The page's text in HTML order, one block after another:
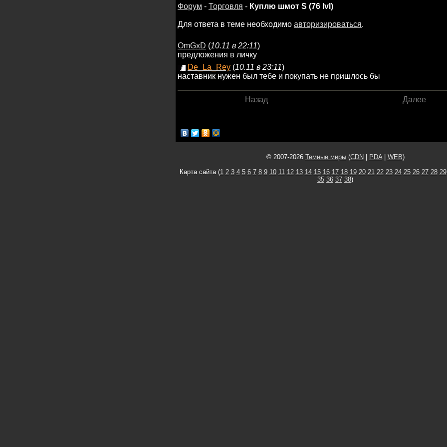
Форум - Торговля - Куплю шмот S (76 lvl)
Для ответа в теме необходимо авторизироваться.
OmGxD (10.11 в 22:11)
предложения в личку
De_La_Rey (10.11 в 23:11)
наставник нужен был тебе и покупать не пришлось бы
Назад Далее
© 2007-2026 Темные миры(CDN PDA| WEB)
Карта сайта (1 2 3 4 5 6 7 8 9 10 11 12 13 14 15 16 17 18 19 20 21 22 23 24 25 26 27 28 29
35 36 37 38)